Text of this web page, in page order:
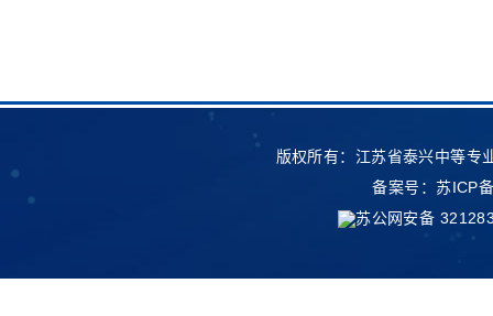
版权所有：江苏省泰兴中等专
备案号：苏ICP
苏公网安备